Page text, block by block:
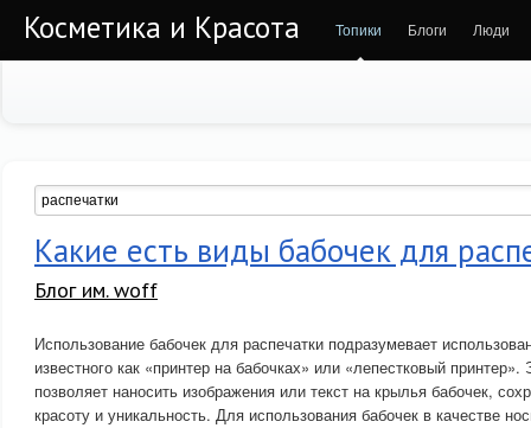
Косметика и Красота Топики Блоги Люди
Какие есть виды бабочек для
Блог им. woff
Использование бабочек для распечатки подразумевает
известного как «принтер на бабочках» или «лепестковый
позволяет наносить изображения или текст на крылья бабочек,
красоту и уникальность. Для использования бабочек в качестве